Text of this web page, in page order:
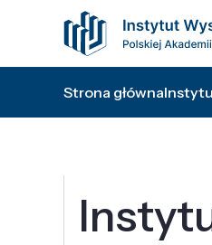
Strona główna